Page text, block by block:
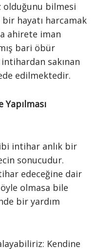
olduğunu bilmesi
hayatı harcamak
ahirete iman
bari öbür
sakınan
edilmektedir.
intihar anlık bir
sonucudur.
edeceğine dair
olmasa bile
bir yardım
Kendine